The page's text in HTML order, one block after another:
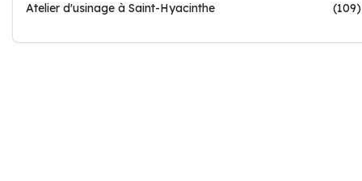
Atelier d'usinage à Saint-Hyacinthe
(109)